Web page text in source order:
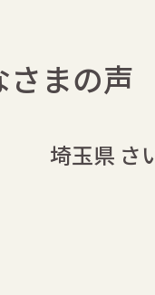
さまの声
埼玉県 さ